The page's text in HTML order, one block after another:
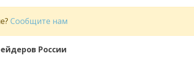
Сообщите нам
России